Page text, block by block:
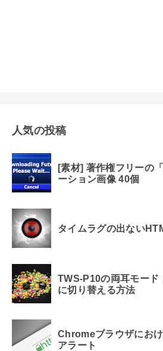
人気の投稿
[素材] 著作権フリーの
ーション画像 40個
タイムラグの出ない
TWS-P10の両耳モード
に切り替える方法
Chromeブラウザにお
アラート